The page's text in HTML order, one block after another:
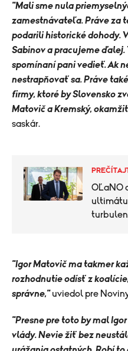
"Mali sme nula
zamestnávateľa. Práve za
podarili historické dohody.
Sabinov a pracujeme
spomínaní pani vedieť. Ak
nestrapňovať sa. Práve
firmy, ktoré by Slovensko
Matovič a Kremský,
saskár.
OĽaNO
"Igor Matovič ma takmer
rozhodnutie odísť z
správne,"uviedol pre
"Presne pre toto by mal
vlády. Nevie žiť bez